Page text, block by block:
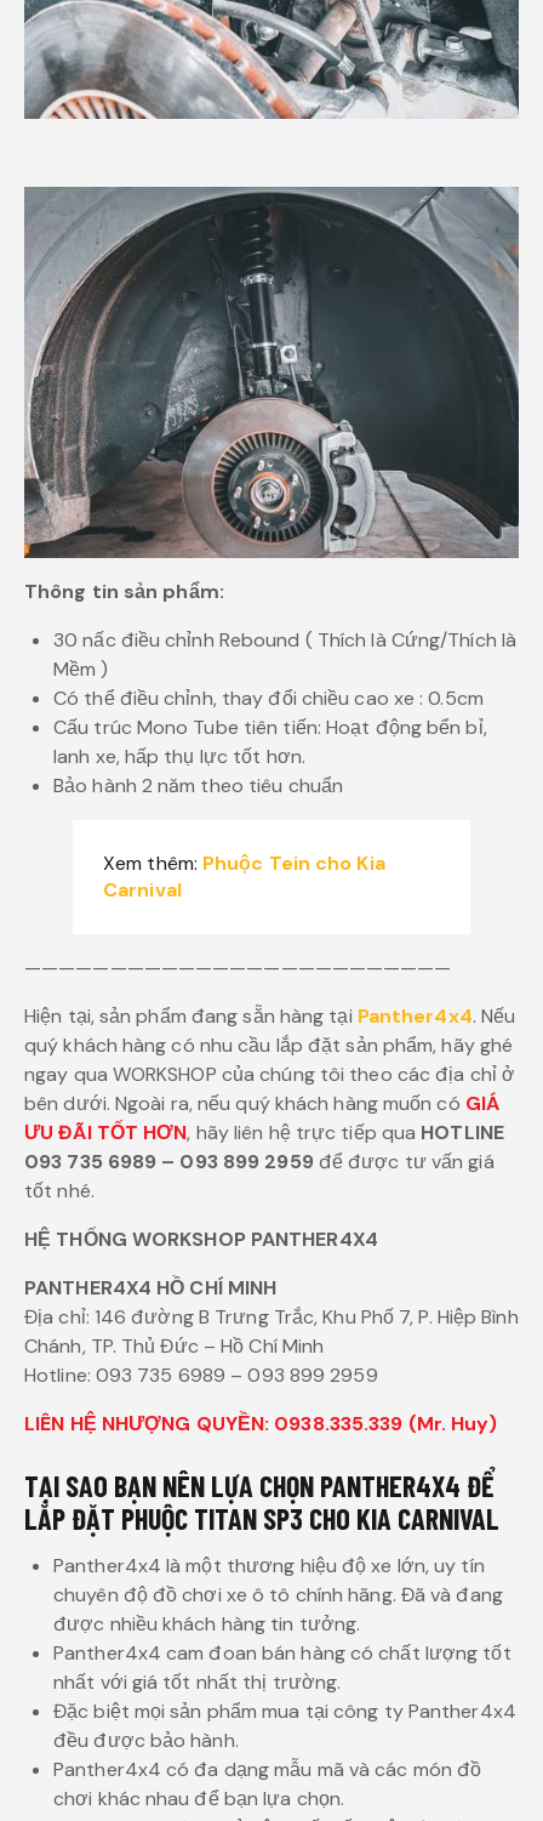
Thông tin sản phẩm:
30 nấc điều chỉnh Rebound ( Thích là Cứng/Thích là
Mềm )
Có thể điều chỉnh, thay đổi chiều cao xe : 0.5cm
Cấu trúc Mono Tube tiên tiến: Hoạt động bển bỉ,
lanh xe, hấp thụ lực tốt hơn.
Bảo hành 2 năm theo tiêu chuẩn
Xem thêm: Phuộc Tein cho Kia
Carnival
—————————————————————————
Hiện tại, sản phẩm đang sẵn hàng tại Panther4x4. Nếu
quý khách hàng có nhu cầu lắp đặt sản phẩm, hãy ghé
ngay qua WORKSHOP của chúng tôi theo các địa chỉ ở
bên dưới. Ngoài ra, nếu quý khách hàng muốn có GIÁ
ƯU ĐÃI TỐT HƠN, hãy liên hệ trực tiếp qua HOTLINE
093 735 6989 – 093 899 2959để được tư vấn giá
tốt nhé.
HỆ THỐNG WORKSHOP PANTHER4X4
PANTHER4X4 HỒ CHÍ MINH
Địa chỉ: 146 đường B Trưng Trắc, Khu Phố 7, P. Hiệp Bình
Chánh, TP. Thủ Đức – Hồ Chí Minh
Hotline: 093 735 6989 – 093 899 2959
LIÊN HỆ NHƯỢNG QUYỀN: 0938.335.339 (Mr. Huy)
TẠI SAO BẠN NÊN LỰA CHỌN PANTHER4X4 ĐỂ
LẮP ĐẶT PHUỘC TITAN SP3 CHO KIA CARNIVAL
Panther4x4 là một thương hiệu độ xe lớn, uy tín
chuyên độ đồ chơi xe ô tô chính hãng. Đã và đang
được nhiều khách hàng tin tưởng.
Panther4x4 cam đoan bán hàng có chất lượng tốt
nhất với giá tốt nhất thị trường.
Đặc biệt mọi sản phẩm mua tại công ty Panther4x4
đều được bảo hành.
Panther4x4 có đa dạng mẫu mã và các món đồ
chơi khác nhau để bạn lựa chọn.